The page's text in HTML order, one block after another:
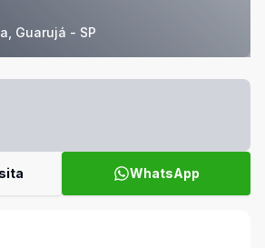
Guarujá - SP
WhatsApp